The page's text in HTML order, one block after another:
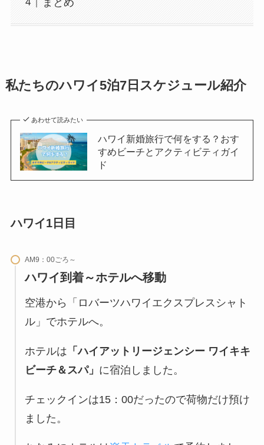
私たちのハワイ5泊7日スケジュール紹介
あわせて読みたい
ハワイ新婚旅行で何をする？おす
すめビーチとアクティビティガイ
ド
ハワイ1日目
AM9：00ごろ～
ハワイ到着～ホテルへ移動
空港から「ロバーツハワイエクスプレスシャト
ル」でホテルへ。
ホテルは 「ハイアットリージェンシー ワイキキ
ビーチ＆スパ」 に宿泊しました。
チェックインは15：00だったので荷物だけ預け
ました。